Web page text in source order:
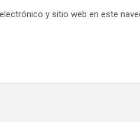
y sitio web en este